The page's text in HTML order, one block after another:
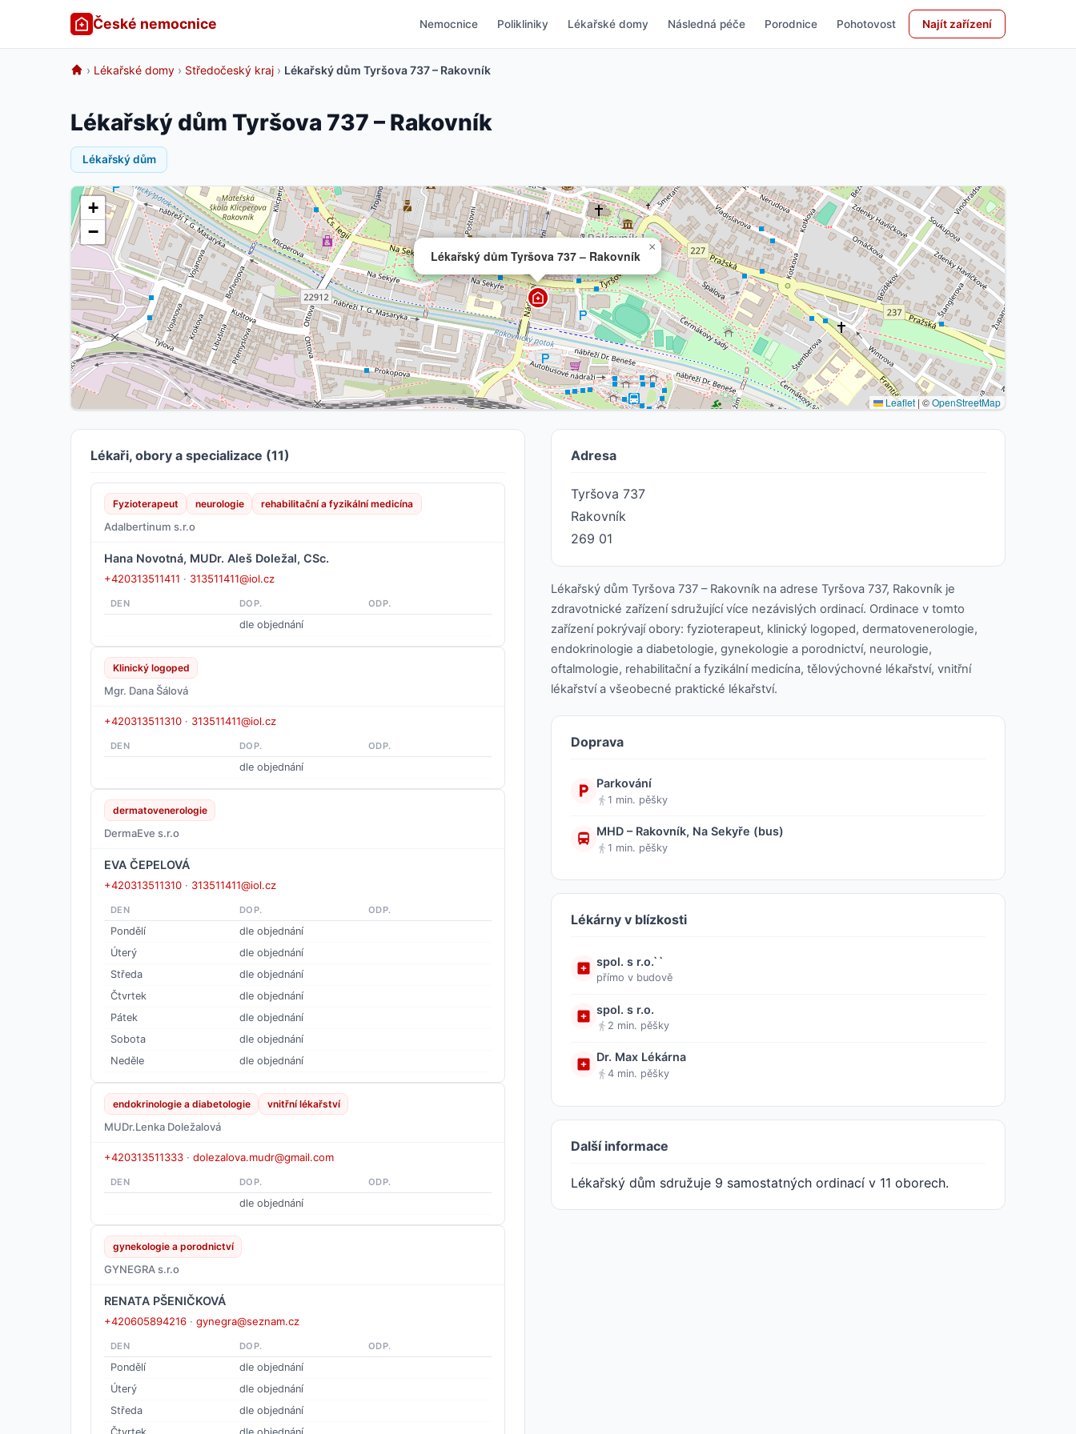
České nemocnice Nemocnice Polikliniky Lékařské domy Následná péče Porodnice Pohotovost Najít zařízení
› Lékařské domy › Středočeský kraj › Lékařský dům Tyršova 737 – Rakovník
Lékařský dům Tyršova 737 – Rakovník
Lékařský dům
Lékařský dům Tyršova 737 – Rakovník
×
+
−
Leaflet | ©OpenStreetMap
Lékaři, obory a specializace (11)
Fyzioterapeut neurologie rehabilitační a fyzikální medicína
Adalbertinum s.r.o
Hana Novotná, MUDr. Aleš Doležal, CSc.
+420313511411 · 313511411@iol.cz
DEN DOP. ODP.
dle objednání
Klinický logoped
Mgr. Dana Šálová
+420313511310 · 313511411@iol.cz
DEN DOP. ODP.
dle objednání
dermatovenerologie
DermaEve s.r.o
EVA ČEPELOVÁ
+420313511310 · 313511411@iol.cz
DEN DOP. ODP.
Pondělí
dle objednání
Úterý
dle objednání
Středa
dle objednání
Čtvrtek
dle objednání
Pátek
dle objednání
Sobota
dle objednání
Neděle
dle objednání
endokrinologie a diabetologie vnitřní lékařství
MUDr.Lenka Doležalová
+420313511333 · dolezalova.mudr@gmail.com
DEN DOP. ODP.
dle objednání
gynekologie a porodnictví
GYNEGRA s.r.o
RENATA PŠENIČKOVÁ
+420605894216 · gynegra@seznam.cz
DEN DOP. ODP.
Pondělí
dle objednání
Úterý
dle objednání
Středa
dle objednání
Adresa
Tyršova 737
Rakovník
269 01
Lékařský dům Tyršova 737 – Rakovník na adrese Tyršova 737, Rakovník je
zdravotnické zařízení sdružující více nezávislých ordinací. Ordinace v tomto
zařízení pokrývají obory: fyzioterapeut, klinický logoped, dermatovenerologie,
endokrinologie a diabetologie, gynekologie a porodnictví, neurologie,
oftalmologie, rehabilitační a fyzikální medicína, tělovýchovné lékařství, vnitřní
lékařství a všeobecné praktické lékařství.
Doprava
Parkování
1 min. pěšky
MHD – Rakovník, Na Sekyře (bus)
1 min. pěšky
Lékárny v blízkosti
spol. s r.o.``
přímo v budově
spol. s r.o.
2 min. pěšky
Dr. Max Lékárna
4 min. pěšky
Další informace
Lékařský dům sdružuje 9 samostatných ordinací v 11 oborech.